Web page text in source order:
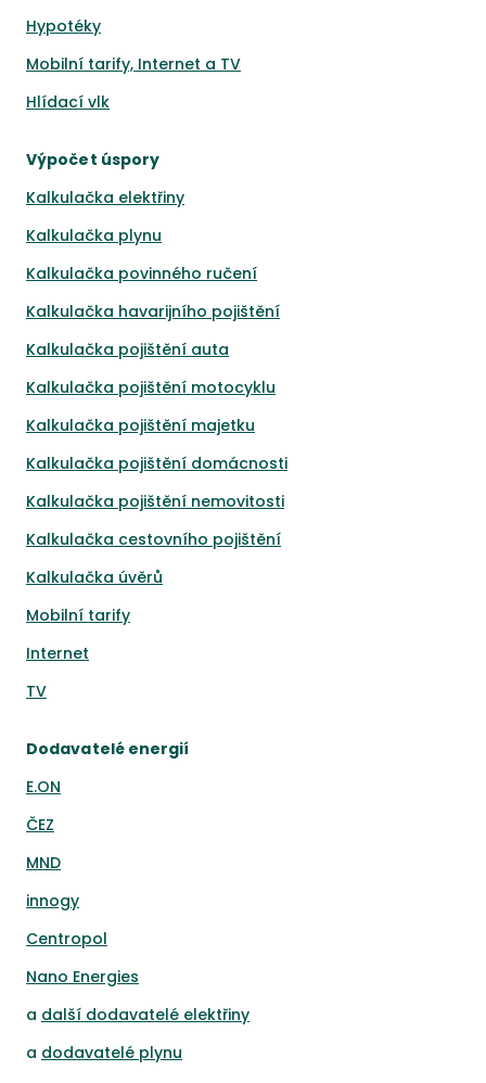
Hypotéky
Mobilní tarify, Internet a TV
Hlídací vlk
Výpočet úspory
Kalkulačka elektřiny
Kalkulačka plynu
Kalkulačka povinného ručení
Kalkulačka havarijního pojištění
Kalkulačka pojištění auta
Kalkulačka pojištění motocyklu
Kalkulačka pojištění majetku
Kalkulačka pojištění domácnosti
Kalkulačka pojištění nemovitosti
Kalkulačka cestovního pojištění
Kalkulačka úvěrů
Mobilní tarify
Internet
TV
Dodavatelé energií
E.ON
ČEZ
MND
innogy
Centropol
Nano Energies
a další dodavatelé elektřiny
a dodavatelé plynu